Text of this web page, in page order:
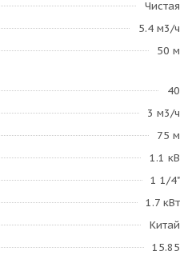
Чистая
5.4 м3/ч
50 м
40
3 м3/ч
75 м
1.1 кВ
1 1/4"
1.7 кВт
Китай
15.85